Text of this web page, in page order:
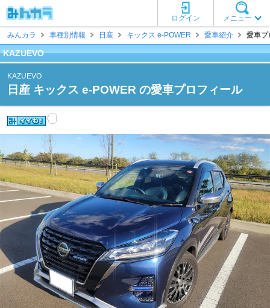
メニュー
ログイン
みんカラ
車種別情報 日産 キックス e-POWER 愛車紹介 愛車プ
KAZUEVO
KAZUEVO
日産 キックス e-POWER の愛車プロフィール